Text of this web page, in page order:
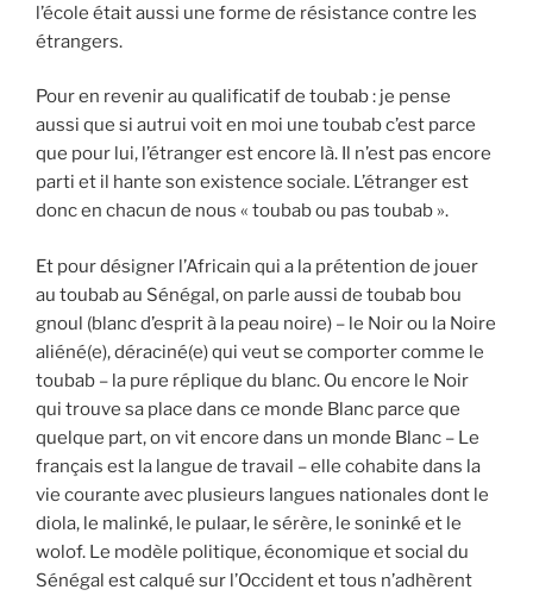
l’école était aussi une forme de résistance contre les
étrangers.
Pour en revenir au qualificatif de toubab : je pense
aussi que si autrui voit en moi une toubab c’est parce
que pour lui, l’étranger est encore là. Il n’est pas encore
parti et il hante son existence sociale. L’étranger est
donc en chacun de nous « toubab ou pas toubab ».
Et pour désigner l’Africain qui a la prétention de jouer
au toubab au Sénégal, on parle aussi de toubab bou
gnoul (blanc d’esprit à la peau noire) – le Noir ou la Noire
aliéné(e), déraciné(e) qui veut se comporter comme le
toubab – la pure réplique du blanc. Ou encore le Noir
qui trouve sa place dans ce monde Blanc parce que
quelque part, on vit encore dans un monde Blanc – Le
français est la langue de travail – elle cohabite dans la
vie courante avec plusieurs langues nationales dont le
diola, le malinké, le pulaar, le sérère, le soninké et le
wolof. Le modèle politique, économique et social du
Sénégal est calqué sur l’Occident et tous n’adhèrent